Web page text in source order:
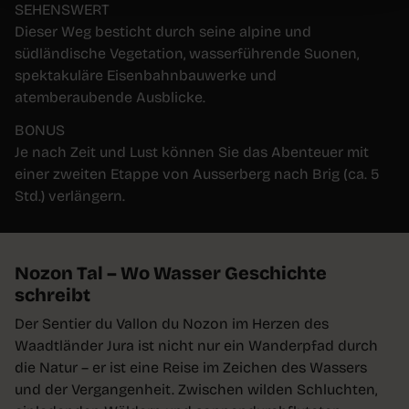
SEHENSWERT
Dieser Weg besticht durch seine alpine und
südländische Vegetation, wasserführende Suonen,
spektakuläre Eisenbahnbauwerke und
atemberaubende Ausblicke.
BONUS
Je nach Zeit und Lust können Sie das Abenteuer mit
einer zweiten Etappe von Ausserberg nach Brig (ca. 5
Std.) verlängern.
Nozon Tal – Wo Wasser Geschichte
schreibt
Der Sentier du Vallon du Nozon im Herzen des
Waadtländer Jura ist nicht nur ein Wanderpfad durch
die Natur – er ist eine Reise im Zeichen des Wassers
und der Vergangenheit. Zwischen wilden Schluchten,